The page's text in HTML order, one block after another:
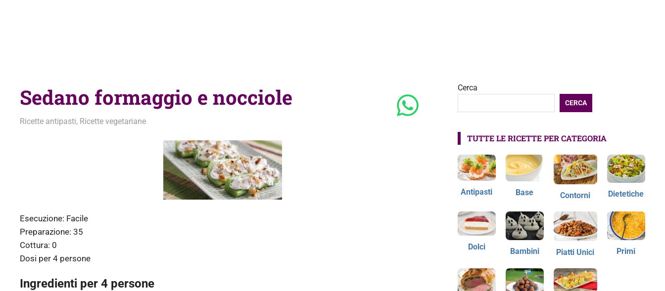
Sedano formaggio e nocciole
18 Novembre 2012
admin
Ricette antipasti, Ricette vegetariane
Esecuzione: Facile
Preparazione: 35
Cottura: 0
Dosi per 4 persone
Ingredienti per 4 persone
Cerca
CERCA
TUTTE LE RICETTE PER CATEGORIA
Antipasti Base Contorni Dietetiche
Dolci Bambini Piatti Unici Primi